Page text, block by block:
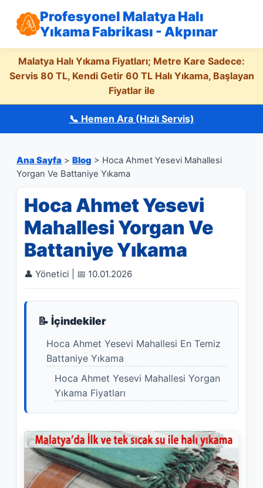
Profesyonel Malatya Halı
Yıkama Fabrikası - Akpınar
Malatya Halı Yıkama Fiyatları; Metre Kare Sadece:
Servis 80 TL, Kendi Getir 60 TL Halı Yıkama, Başlayan
Fiyatlar ile
📞 Hemen Ara (Hızlı Servis)
Ana Sayfa >Blog > Hoca Ahmet Yesevi Mahallesi
Yorgan Ve Battaniye Yıkama
Hoca Ahmet Yesevi
Mahallesi Yorgan Ve
Battaniye Yıkama
👤 Yönetici | 📅 10.01.2026
📝 İçindekiler
Hoca Ahmet Yesevi Mahallesi En Temiz
Battaniye Yıkama
Hoca Ahmet Yesevi Mahallesi Yorgan
Yıkama Fiyatları